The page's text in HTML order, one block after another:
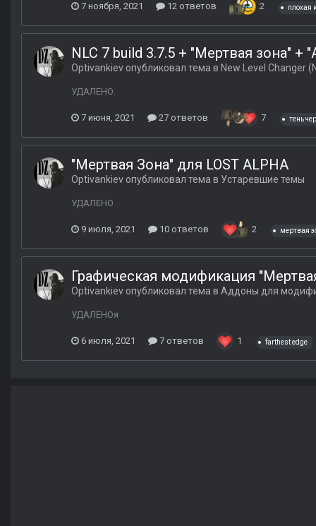
7 ноября, 2021 12 ответов 2 плохая
NLC 7 build 3.7.5 + "Мертвая зона" +
Optivankiev опубликовал тема в New Level Changer
УДАЛЕНО.
7 июня, 2021 27 ответов 7 тень
"Мертвая Зона" для LOST ALPHA
Optivankiev опубликовал тема в Устаревшие темы
УДАЛЕНО
9 июля, 2021 10 ответов 2 мертвая
Графическая модификация
Optivankiev опубликовал тема в Аддоны для
УДАЛЕНОя
6 июля, 2021 7 ответов 1 farthest edge